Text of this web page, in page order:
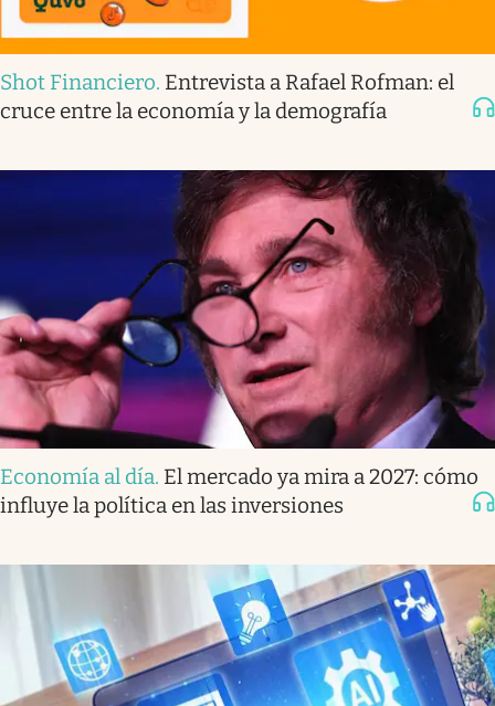
Shot Financiero. Entrevista a Rafael Rofman: el
cruce entre la economía y la demografía
Economía al día. El mercado ya mira a 2027: cómo
influye la política en las inversiones